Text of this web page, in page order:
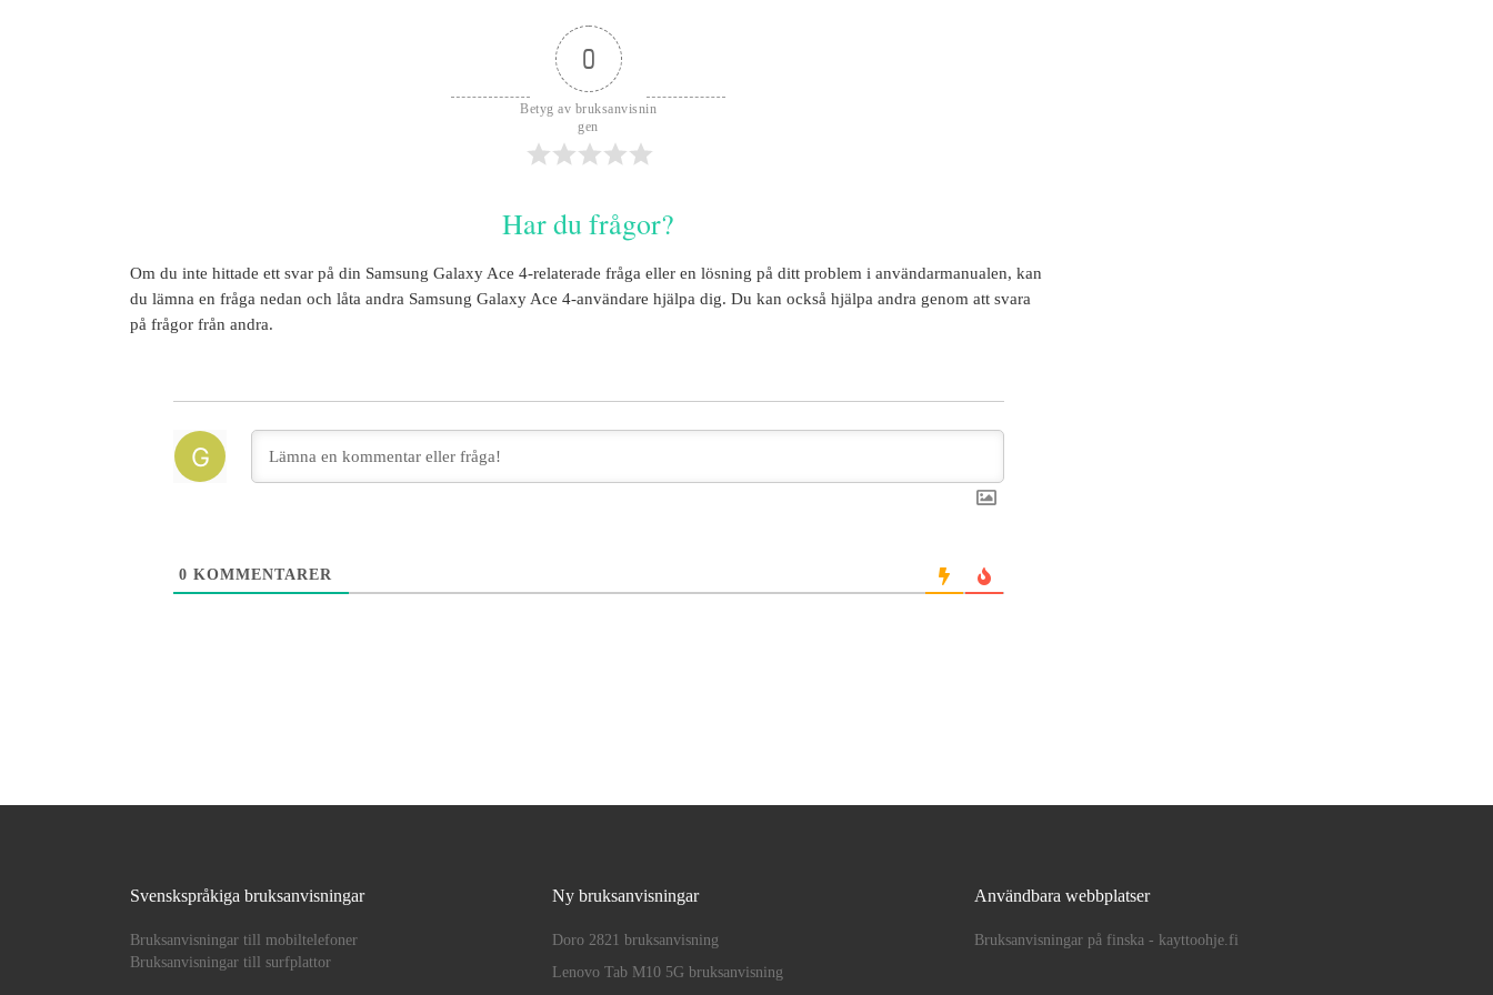
0
Betyg av bruksanvisnin
gen
Har du frågor?
Om du inte hittade ett svar på din Samsung Galaxy Ace 4-relaterade fråga eller en lösning på ditt problem i användarmanualen, kan
du lämna en fråga nedan och låta andra Samsung Galaxy Ace 4-användare hjälpa dig. Du kan också hjälpa andra genom att svara
på frågor från andra.
0 KOMMENTARER
Svenskspråkiga bruksanvisningar
Bruksanvisningar till mobiltelefoner
Bruksanvisningar till surfplattor
Ny bruksanvisningar
Doro 2821 bruksanvisning
Lenovo Tab M10 5G bruksanvisning
Användbara webbplatser
Bruksanvisningar på finska - kayttoohje.fi